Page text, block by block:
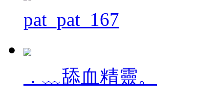
pat_pat_167
．﹏舔血精靈。